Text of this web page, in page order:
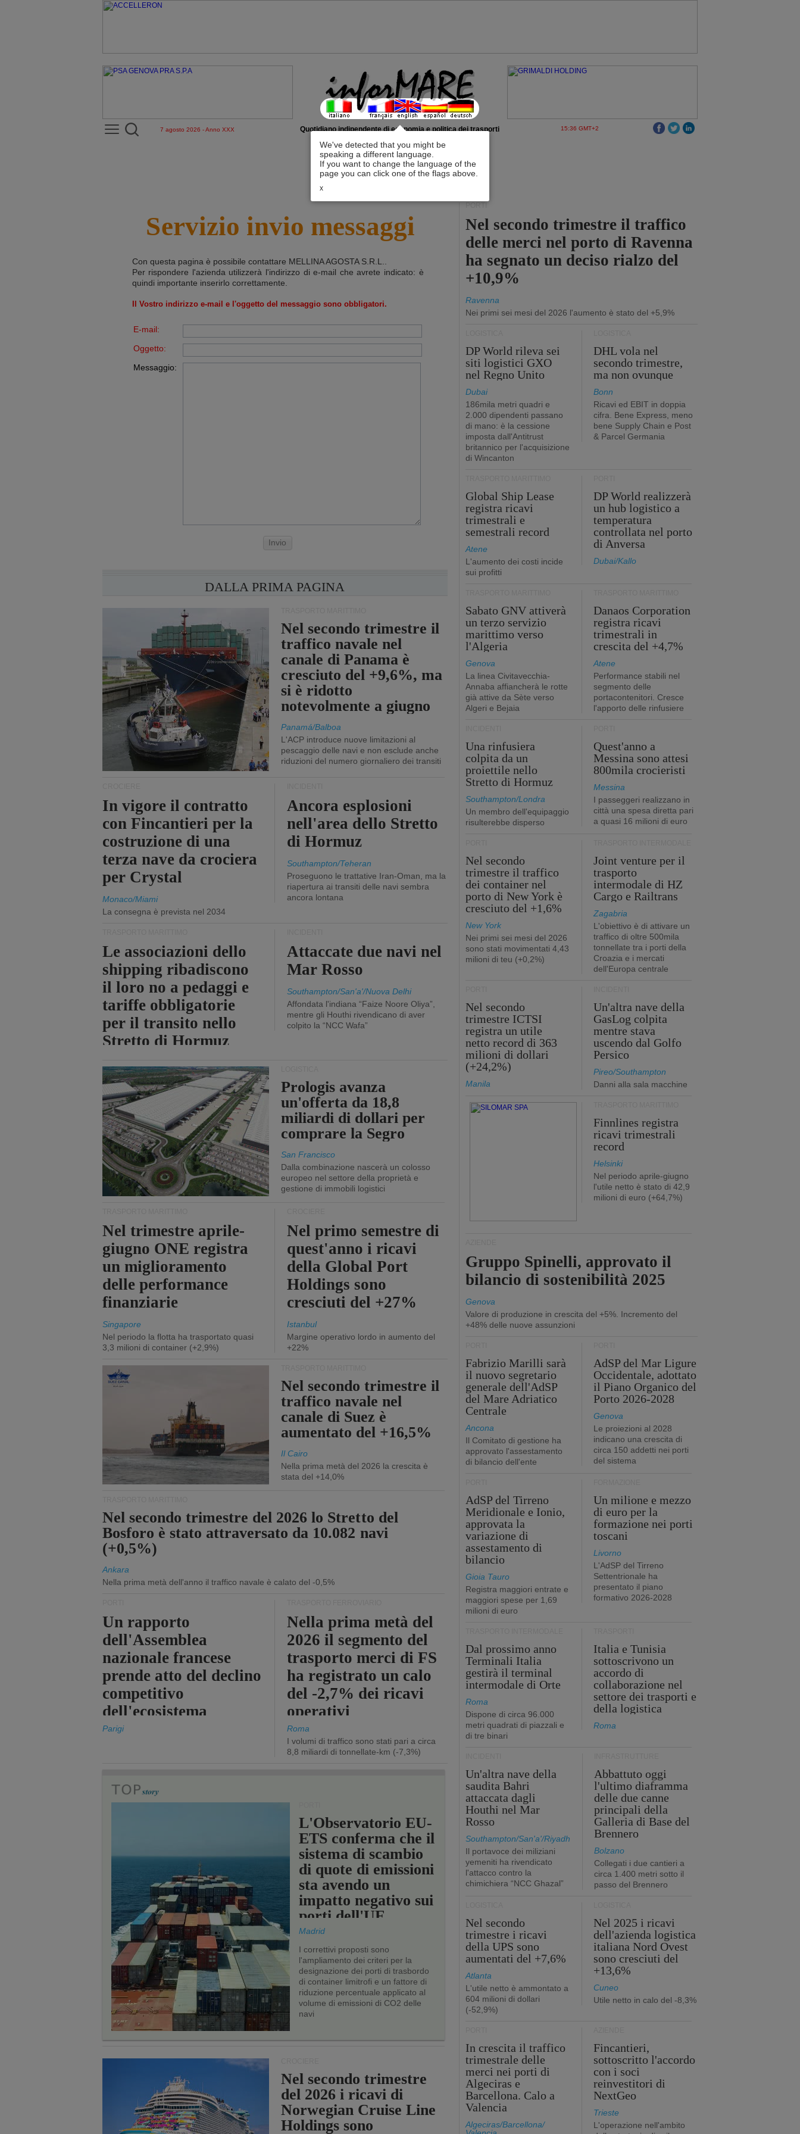
We've detected that you might be
speaking a different language.
If you want to change the language of the
page you can click one of the flags above.
x
7 agosto 2026 - Anno XXX Quotidiano indipendente di economia e politica dei trasporti 15:36 GMT+2
Servizio invio messaggi
Con questa pagina è possibile contattare MELLINA AGOSTA S.R.L.
Per rispondere l'azienda utilizzerà l'indirizzo di e-mail che avrete indicato: è
quindi importante inserirlo correttamente.
Il Vostro indirizzo e-mail e l'oggetto del messaggio sono obbligatori.
E-mail:
Oggetto:
Messaggio:
Invio
DALLA PRIMA PAGINA
Nel secondo trimestre il
traffico navale nel
canale di Panama è
cresciuto del +9,6%, ma
si è ridotto
notevolmente a giugno
Panamá/Balboa
L'ACP introduce nuove limitazioni al
pescaggio delle navi e non esclude anche
riduzioni del numero giornaliero dei transiti
In vigore il contratto
con Fincantieri per la
costruzione di una
terza nave da crociera
per Crystal
Monaco/Miami
La consegna è prevista nel 2034
Ancora esplosioni
nell'area dello Stretto
di Hormuz
Southampton/Teheran
Proseguono le trattative Iran-Oman, ma la
riapertura ai transiti delle navi sembra
ancora lontana
Le associazioni dello
shipping ribadiscono
il loro no a pedaggi e
tariffe obbligatorie
per il transito nello
Stretto di Hormuz
Attaccate due navi nel
Mar Rosso
Southampton/San'a'/Nuova Delhi
Affondata l'indiana “Faize Noore Oliya”,
mentre gli Houthi rivendicano di aver
colpito la “NCC Wafa”
Prologis avanza
un'offerta da 18,8
miliardi di dollari per
comprare la Segro
San Francisco
Dalla combinazione nascerà un colosso
europeo nel settore della proprietà e
gestione di immobili logistici
Nel trimestre aprile-
giugno ONE registra
un miglioramento
delle performance
finanziarie
Singapore
Nel periodo la flotta ha trasportato quasi
3,3 milioni di container (+2,9%)
Nel primo semestre di
quest'anno i ricavi
della Global Port
Holdings sono
cresciuti del +27%
Istanbul
Margine operativo lordo in aumento del
+22%
Nel secondo trimestre il
traffico navale nel
canale di Suez è
aumentato del +16,5%
Il Cairo
Nella prima metà del 2026 la crescita è
stata del +14,0%
Nel secondo trimestre del 2026 lo Stretto del
Bosforo è stato attraversato da 10.082 navi
(+0,5%)
Ankara
Nella prima metà dell'anno il traffico navale è calato del -0,5%
Un rapporto
dell'Assemblea
nazionale francese
prende atto del declino
competitivo
dell'ecosistema
portuale statale
Parigi
Nella prima metà del
2026 il segmento del
trasporto merci di FS
ha registrato un calo
del -2,7% dei ricavi
operativi
Roma
I volumi di traffico sono stati pari a circa
8,8 miliardi di tonnellate-km (-7,3%)
L'Observatorio EU-
ETS conferma che il
sistema di scambio
di quote di emissioni
sta avendo un
impatto negativo sui
porti dell'UE
Madrid
I correttivi proposti sono
l'ampliamento dei criteri per la
designazione dei porti di trasbordo
di container limitrofi e un fattore di
riduzione percentuale applicato al
volume di emissioni di CO2 delle
navi
Nel secondo trimestre
del 2026 i ricavi di
Norwegian Cruise Line
Holdings sono
PORTI
Nel secondo trimestre il traffico
delle merci nel porto di Ravenna
ha segnato un deciso rialzo del
+10,9%
Ravenna
Nei primi sei mesi del 2026 l'aumento è stato del +5,9%
DP World rileva sei
siti logistici GXO
nel Regno Unito
Dubai
186mila metri quadri e
2.000 dipendenti passano
di mano: è la cessione
imposta dall'Antitrust
britannico per l'acquisizione
di Wincanton
DHL vola nel
secondo trimestre,
ma non ovunque
Bonn
Ricavi ed EBIT in doppia
cifra. Bene Express, meno
bene Supply Chain e Post
& Parcel Germania
Global Ship Lease
registra ricavi
trimestrali e
semestrali record
Atene
L'aumento dei costi incide
sui profitti
DP World realizzerà
un hub logistico a
temperatura
controllata nel porto
di Anversa
Dubai/Kallo
Sabato GNV attiverà
un terzo servizio
marittimo verso
l'Algeria
Genova
La linea Civitavecchia-
Annaba affiancherà le rotte
già attive da Sète verso
Algeri e Bejaia
Danaos Corporation
registra ricavi
trimestrali in
crescita del +4,7%
Atene
Performance stabili nel
segmento delle
portacontenitori. Cresce
l'apporto delle rinfusiere
Una rinfusiera
colpita da un
proiettile nello
Stretto di Hormuz
Southampton/Londra
Un membro dell'equipaggio
risulterebbe disperso
Quest'anno a
Messina sono attesi
800mila crocieristi
Messina
I passeggeri realizzano in
città una spesa diretta pari
a quasi 16 milioni di euro
Nel secondo
trimestre il traffico
dei container nel
porto di New York è
cresciuto del +1,6%
New York
Nei primi sei mesi del 2026
sono stati movimentati 4,43
milioni di teu (+0,2%)
Joint venture per il
trasporto
intermodale di HZ
Cargo e Railtrans
Zagabria
L'obiettivo è di attivare un
traffico di oltre 500mila
tonnellate tra i porti della
Croazia e i mercati
dell'Europa centrale
Nel secondo
trimestre ICTSI
registra un utile
netto record di 363
milioni di dollari
(+24,2%)
Manila
Un'altra nave della
GasLog colpita
mentre stava
uscendo dal Golfo
Persico
Pireo/Southampton
Danni alla sala macchine
Finnlines registra
ricavi trimestrali
record
Helsinki
Nel periodo aprile-giugno
l'utile netto è stato di 42,9
milioni di euro (+64,7%)
Gruppo Spinelli, approvato il
bilancio di sostenibilità 2025
Genova
Valore di produzione in crescita del +5%. Incremento del
+48% delle nuove assunzioni
Fabrizio Marilli sarà
il nuovo segretario
generale dell'AdSP
del Mare Adriatico
Centrale
Ancona
Il Comitato di gestione ha
approvato l'assestamento
di bilancio dell'ente
AdSP del Mar Ligure
Occidentale, adottato
il Piano Organico del
Porto 2026-2028
Genova
Le proiezioni al 2028
indicano una crescita di
circa 150 addetti nei porti
del sistema
AdSP del Tirreno
Meridionale e Ionio,
approvata la
variazione di
assestamento di
bilancio
Gioia Tauro
Registra maggiori entrate e
maggiori spese per 1,69
milioni di euro
Un milione e mezzo
di euro per la
formazione nei porti
toscani
Livorno
L'AdSP del Tirreno
Settentrionale ha
presentato il piano
formativo 2026-2028
Dal prossimo anno
Terminali Italia
gestirà il terminal
intermodale di Orte
Roma
Dispone di circa 96.000
metri quadrati di piazzali e
di tre binari
Italia e Tunisia
sottoscrivono un
accordo di
collaborazione nel
settore dei trasporti e
della logistica
Roma
Un'altra nave della
saudita Bahri
attaccata dagli
Houthi nel Mar
Rosso
Southampton/San'a'/Riyadh
Il portavoce dei miliziani
yemeniti ha rivendicato
l'attacco contro la
chimichiera “NCC Ghazal”
Abbattuto oggi
l'ultimo diaframma
delle due canne
principali della
Galleria di Base del
Brennero
Bolzano
Collegati i due cantieri a
circa 1.400 metri sotto il
passo del Brennero
Nel secondo
trimestre i ricavi
della UPS sono
aumentati del +7,6%
Atlanta
L'utile netto è ammontato a
604 milioni di dollari
(-52,9%)
Nel 2025 i ricavi
dell'azienda logistica
italiana Nord Ovest
sono cresciuti del
+13,6%
Cuneo
Utile netto in calo del -8,3%
In crescita il traffico
trimestrale delle
merci nei porti di
Algeciras e
Barcellona. Calo a
Valencia
Algeciras/Barcellona/
Fincantieri,
sottoscritto l'accordo
con i soci
reinvestitori di
NextGeo
Trieste
L'operazione nell'ambito